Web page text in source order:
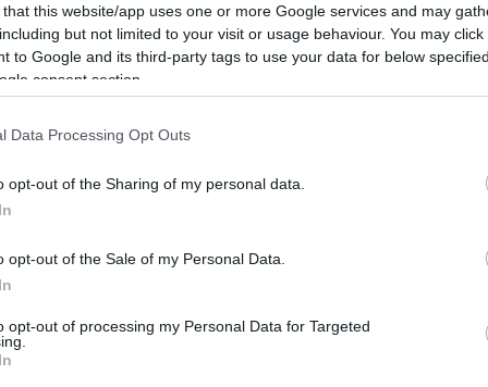
that this website/app uses one or more Google services and may
but not limited to your visit or usage behaviour. You may
to Google and its third-party tags to use your data for below
consent section.
Data Processing Opt Outs
opt-out of the Sharing of my personal data.
opt-out of the Sale of my Personal Data.
opt-out of processing my Personal Data for Targeted
στο «εγγύς μέλλον» και είχε στείλει τον
σε όλο τον κόσμο για να
την αποστολή.
είπε ότι η αποστολή του στολίσκου
Irna.
πλοία στη Βραζιλία και είπε ότι θα στείλει
του Παναμά.
σε όλα τα στρατηγικά στενά του